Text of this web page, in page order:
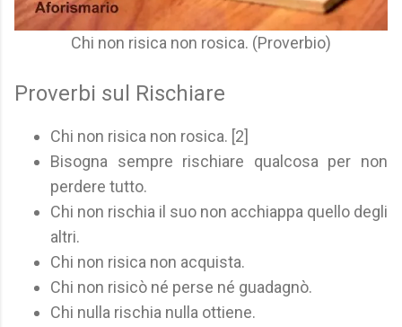
Chi non risica non rosica. (Proverbio)
Proverbi sul Rischiare
Chi non risica non rosica. [2]
Bisogna sempre rischiare qualcosa per non
perdere tutto.
Chi non rischia il suo non acchiappa quello degli
altri.
Chi non risica non acquista.
Chi non risicò né perse né guadagnò.
Chi nulla rischia nulla ottiene.